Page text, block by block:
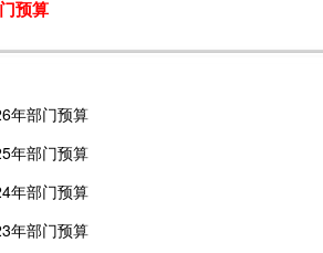
预算
年部门预算
年部门预算
年部门预算
年部门预算